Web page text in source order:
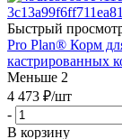
Быстрый
Pro Plan® Корм
кастрированных
Меньше 2
4 473 ₽/шт
-
В корзину